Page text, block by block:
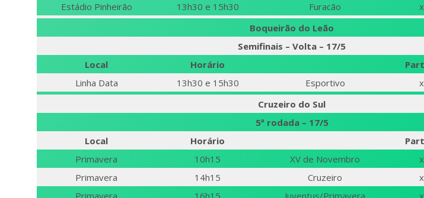
Estádio Pinheirão
13h30 e 15h30 Furacão x
Boqueirão do Leão
Semifinais – Volta – 17/5
Local
Horário
Linha Data
13h30 e 15h30 Esportivo x
Cruzeiro do Sul
5ª rodada – 17/5
Local
Horário
Primavera
10h15 XV de Novembro x
Primavera
14h15 Cruzeiro x